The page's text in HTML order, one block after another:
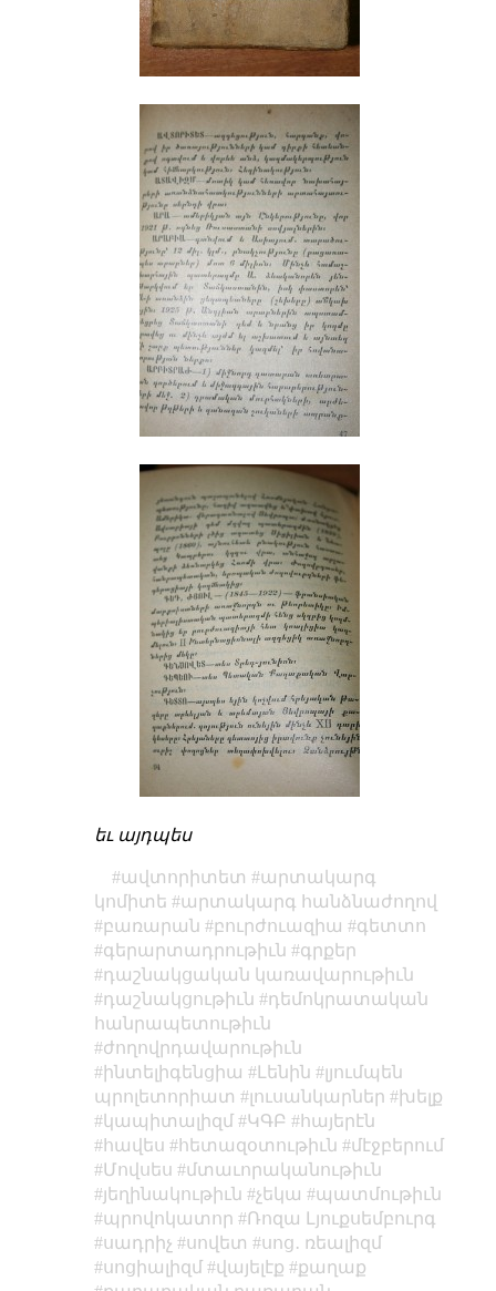
եւ այդպես
ավտորիտետ
արտակարգ
կոմիտե
արտակարգ հանձնաժողով
բառարան
բուրժուազիա
գետտո
գերարտադրութիւն
գրքեր
դաշնակցական կառավարութիւն
դաշնակցութիւն
դեմոկրատական
հանրապետութիւն
ժողովրդավարութիւն
ինտելիգենցիա
Լենին
լյումպեն
պրոլետորիատ
լուսանկարներ
խելք
կապիտալիզմ
ԿԳԲ
հայերէն
հավես
հետազօտութիւն
մէջբերում
Մովսես
մտաւորականութիւն
յեղինակութիւն
չեկա
պատմութիւն
պրովոկատոր
Ռոզա Լյուքսեմբուրգ
սադրիչ
սովետ
սոց․ ռեալիզմ
սոցիալիզմ
վայելէք
քաղաք